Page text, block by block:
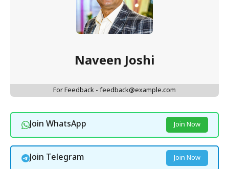
Naveen Joshi
For Feedback - feedback@example.com
Join WhatsApp Join Now
Join Telegram Join Now